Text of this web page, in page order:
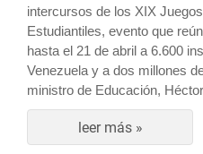
intercursos de los XIX
Estudiantiles, evento que
hasta el 21 de abril a 6.600
Venezuela y a dos millones
ministro de Educación,
leer más »